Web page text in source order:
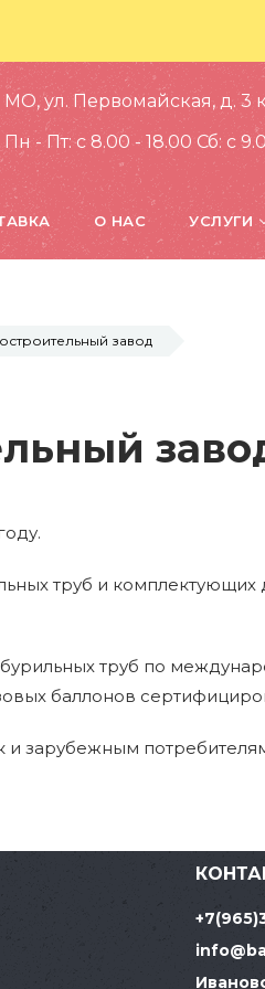
МО, ул. Первомайская, д. 3
Пн - Пт: c 8.00 - 18.00 Сб: c
О НАС УСЛУГИ
завод
труб и
труб по
баллонов
и зарубежным